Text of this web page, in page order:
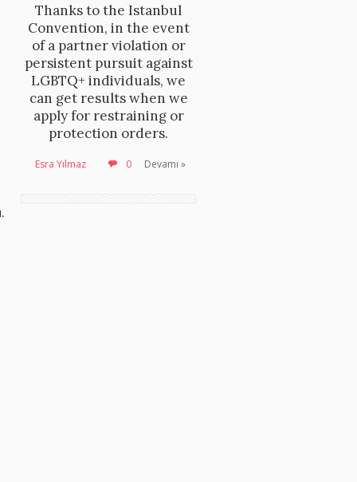
Thanks to the Istanbul
Convention, in the event
of a partner violation or
persistent pursuit against
LGBTQ+ individuals, we
can get results when we
apply for restraining or
protection orders.
Esra Yılmaz 0 Devamı »